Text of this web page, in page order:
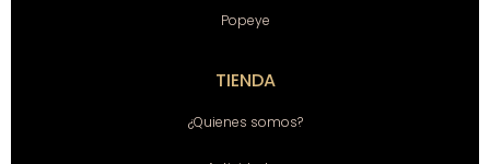
Popeye
TIENDA
¿Quienes somos?